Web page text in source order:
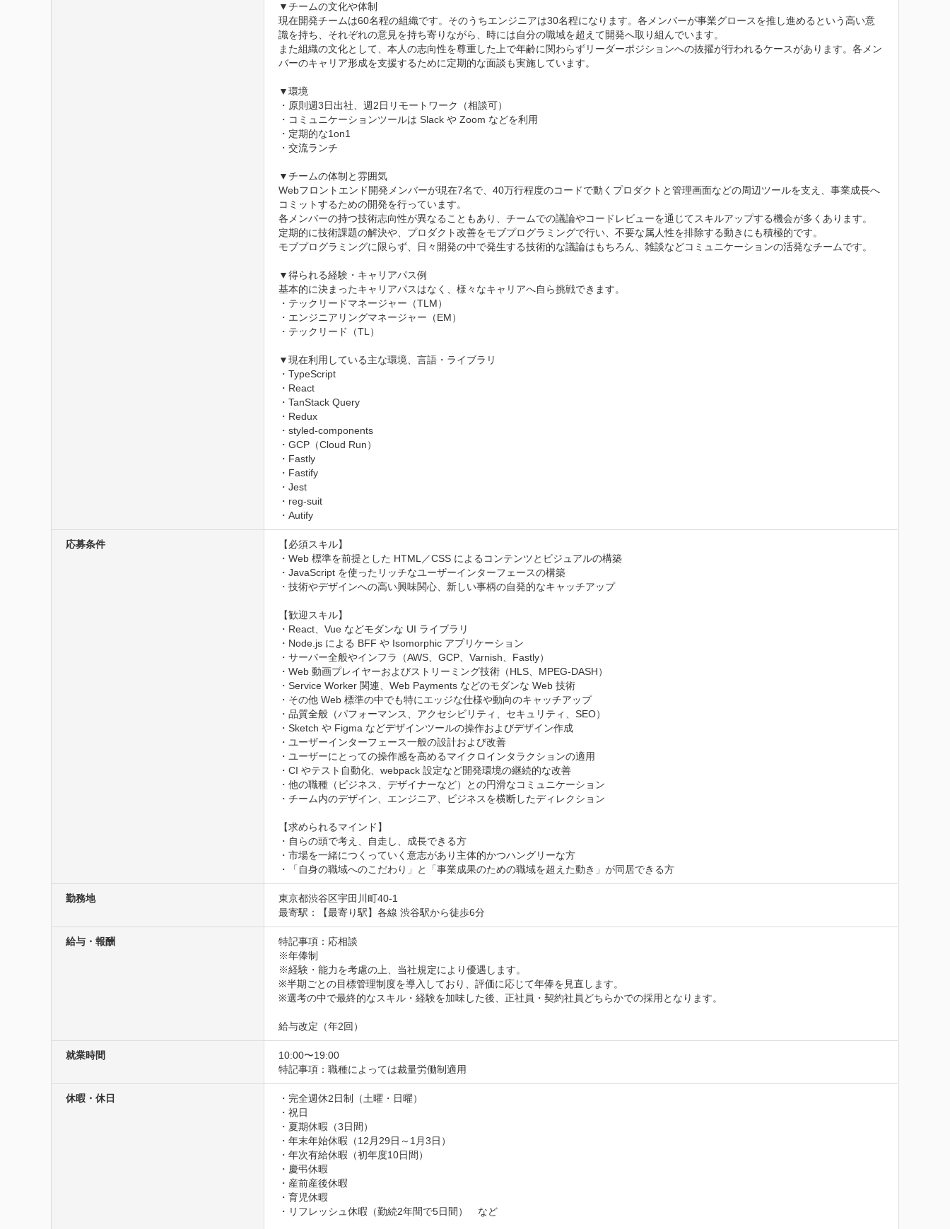
▼チームの文化や体制
現在開発チームは60名程の組織です。そのうちエンジニアは30名程になります。各メンバーが事業グロースを推し進めるという高い意
識を持ち、それぞれの意見を持ち寄りながら、時には自分の職域を超えて開発へ取り組んでいます。
また組織の文化として、本人の志向性を尊重した上で年齢に関わらずリーダーポジションへの抜擢が行われるケースがあります。各メン
バーのキャリア形成を支援するために定期的な面談も実施しています。
▼環境
・原則週3日出社、週2日リモートワーク（相談可）
・コミュニケーションツールは Slack や Zoom などを利用
・定期的な1on1
・交流ランチ
▼チームの体制と雰囲気
Webフロントエンド開発メンバーが現在7名で、40万行程度のコードで動くプロダクトと管理画面などの周辺ツールを支え、事業成長へ
コミットするための開発を行っています。
各メンバーの持つ技術志向性が異なることもあり、チームでの議論やコードレビューを通じてスキルアップする機会が多くあります。
定期的に技術課題の解決や、プロダクト改善をモブプログラミングで行い、不要な属人性を排除する動きにも積極的です。
モブプログラミングに限らず、日々開発の中で発生する技術的な議論はもちろん、雑談などコミュニケーションの活発なチームです。
▼得られる経験・キャリアパス例
基本的に決まったキャリアパスはなく、様々なキャリアへ自ら挑戦できます。
・テックリードマネージャー（TLM）
・エンジニアリングマネージャー（EM）
・テックリード（TL）
▼現在利用している主な環境、言語・ライブラリ
・TypeScript
・React
・TanStack Query
・Redux
・styled-components
・GCP（Cloud Run）
・Fastly
・Fastify
・Jest
・reg-suit
・Autify
応募条件
【必須スキル】
・Web 標準を前提とした HTML／CSS によるコンテンツとビジュアルの構築
・JavaScript を使ったリッチなユーザーインターフェースの構築
・技術やデザインへの高い興味関心、新しい事柄の自発的なキャッチアップ
【歓迎スキル】
・React、Vue などモダンな UI ライブラリ
・Node.js による BFF や Isomorphic アプリケーション
・サーバー全般やインフラ（AWS、GCP、Varnish、Fastly）
・Web 動画プレイヤーおよびストリーミング技術（HLS、MPEG-DASH）
・Service Worker 関連、Web Payments などのモダンな Web 技術
・その他 Web 標準の中でも特にエッジな仕様や動向のキャッチアップ
・品質全般（パフォーマンス、アクセシビリティ、セキュリティ、SEO）
・Sketch や Figma などデザインツールの操作およびデザイン作成
・ユーザーインターフェース一般の設計および改善
・ユーザーにとっての操作感を高めるマイクロインタラクションの適用
・CI やテスト自動化、webpack 設定など開発環境の継続的な改善
・他の職種（ビジネス、デザイナーなど）との円滑なコミュニケーション
・チーム内のデザイン、エンジニア、ビジネスを横断したディレクション
【求められるマインド】
・自らの頭で考え、自走し、成長できる方
・市場を一緒につくっていく意志があり主体的かつハングリーな方
・「自身の職域へのこだわり」と「事業成果のための職域を超えた動き」が同居できる方
勤務地
東京都渋谷区宇田川町40-1
最寄駅：【最寄り駅】各線 渋谷駅から徒歩6分
給与・報酬
特記事項：応相談
※年俸制
※経験・能力を考慮の上、当社規定により優遇します。
※半期ごとの目標管理制度を導入しており、評価に応じて年俸を見直します。
※選考の中で最終的なスキル・経験を加味した後、正社員・契約社員どちらかでの採用となります。
給与改定（年2回）
就業時間
10:00〜19:00
特記事項：職種によっては裁量労働制適用
休暇・休日
・完全週休2日制（土曜・日曜）
・祝日
・夏期休暇（3日間）
・年末年始休暇（12月29日～1月3日）
・年次有給休暇（初年度10日間）
・慶弔休暇
・産前産後休暇
・育児休暇
・リフレッシュ休暇（勤続2年間で5日間）　など